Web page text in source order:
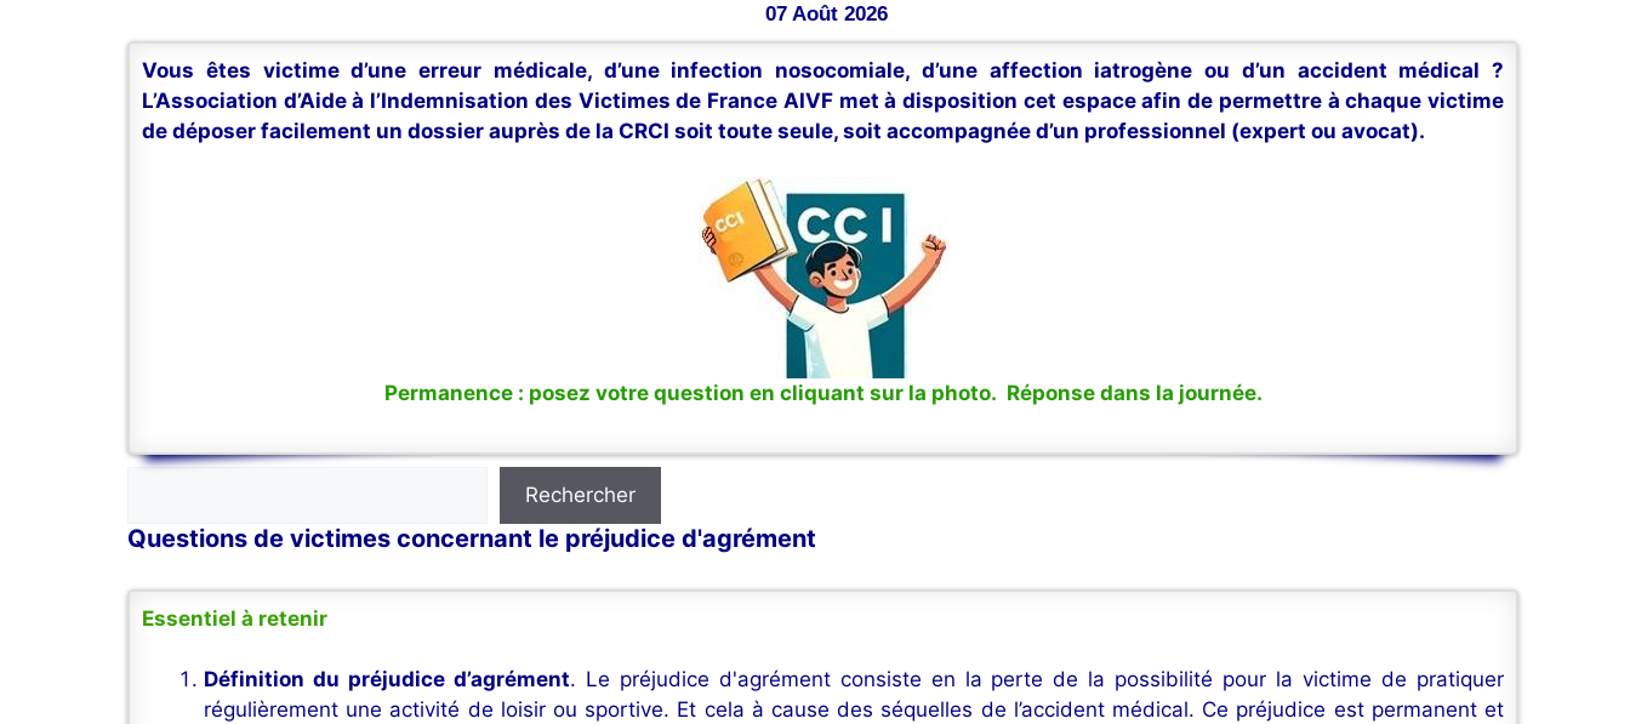
07 Août 2026
Vous êtes victime d’une erreur médicale, d’une infection nosocomiale, d’une affection iatrogène ou d’un accident médical ?
L’Association d’Aide à l’Indemnisation des Victimes de France AIVF met à disposition cet espace afin de permettre à chaque victime
de déposer facilement un dossier auprès de la CRCI soit toute seule, soit accompagnée d’un professionnel (expert ou avocat).
Permanence : posez votre question en cliquant sur la photo. Réponse dans la journée.
Rechercher
Questions de victimes concernant le préjudice d'agrément
Essentiel à retenir
Définition du préjudice d’agrément. Le préjudice d'agrément consiste en la perte de la possibilité pour la victime de pratiquer
régulièrement une activité de loisir ou sportive. Et cela à cause des séquelles de l’accident médical. Ce préjudice est permanent et